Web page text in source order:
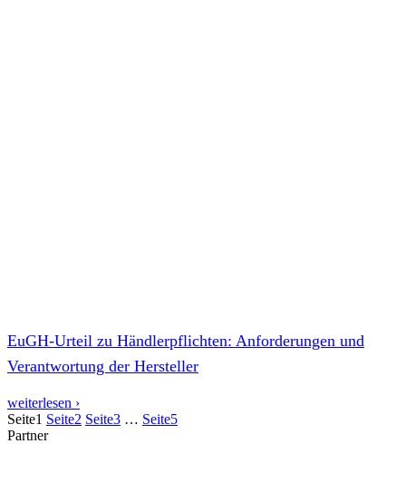
EuGH-Urteil zu Händlerpflichten: Anforderungen und
Verantwortung der Hersteller
weiterlesen ›
Seite1 Seite2 Seite3 … Seite5
Partner